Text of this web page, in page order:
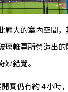
龐大的室內空間
璃帷幕所營造出
錯覺。
賽仍有約 4 小時